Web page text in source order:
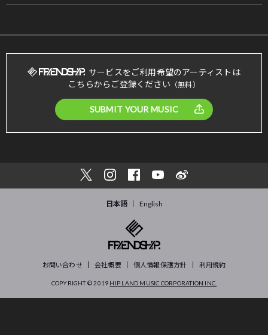
サービスをご利用希望のアーティストは
こちらからご登録ください （無料）
SUBMIT YOUR MUSIC
日本語 English
お問い合わせ 会社概要 個人情報保護方針 利用規約
COPYRIGHT © 2019 HIP LAND MUSIC CORPORATION INC.